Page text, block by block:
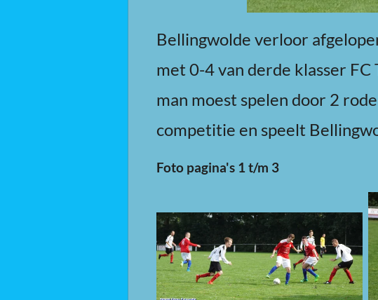
Bellingwolde verloor
met 0-4 van derde klasser
man moest spelen door 2
competitie en speelt
Foto pagina's 1 t/m 3